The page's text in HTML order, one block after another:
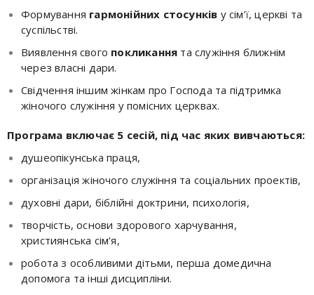
Формування гармонійних стосунків у сім’ї, церкві та
суспільстві.
Виявлення свого покликання та служіння ближнім
через власні дари.
Свідчення іншим жінкам про Господа та підтримка
жіночого служіння у помісних церквах.
Програма включає 5 сесій, під час яких вивчаються:
душеопікунська праця,
організація жіночого служіння та соціальних проектів,
духовні дари, біблійні доктрини, психологія,
творчість, основи здорового харчування,
християнська сім’я,
робота з особливими дітьми, перша домедична
допомога та інші дисципліни.